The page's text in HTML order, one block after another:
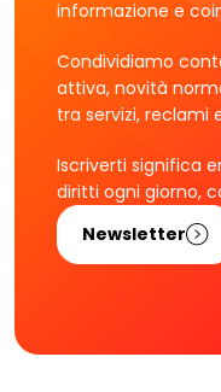
informazione e
Condividiamo
attiva, novità
tra servizi, reclami
Iscriverti significa
diritti ogni giorno,
Newsletter